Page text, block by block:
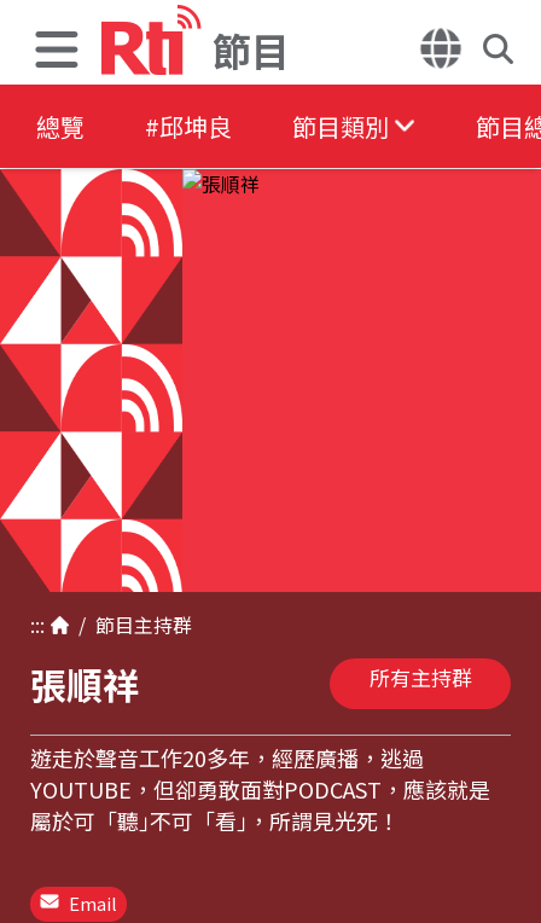
節目
總覽 #邱坤良 節目類別 節目
::: / 節目主持群
張順祥 所有主持群
遊走於聲音工作20多年，經歷廣播，逃過
YOUTUBE，但卻勇敢面對PODCAST，應該就是
屬於可「聽｣不可「看｣，所謂見光死！
Email